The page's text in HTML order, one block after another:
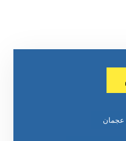
عجمان